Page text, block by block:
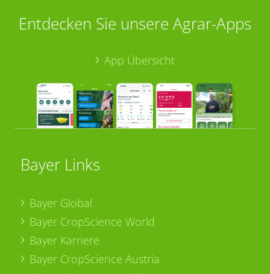
Entdecken Sie unsere Agrar-Apps
App Übersicht
Bayer Links
Bayer Global
Bayer CropScience World
Bayer Karriere
Bayer CropScience Austria